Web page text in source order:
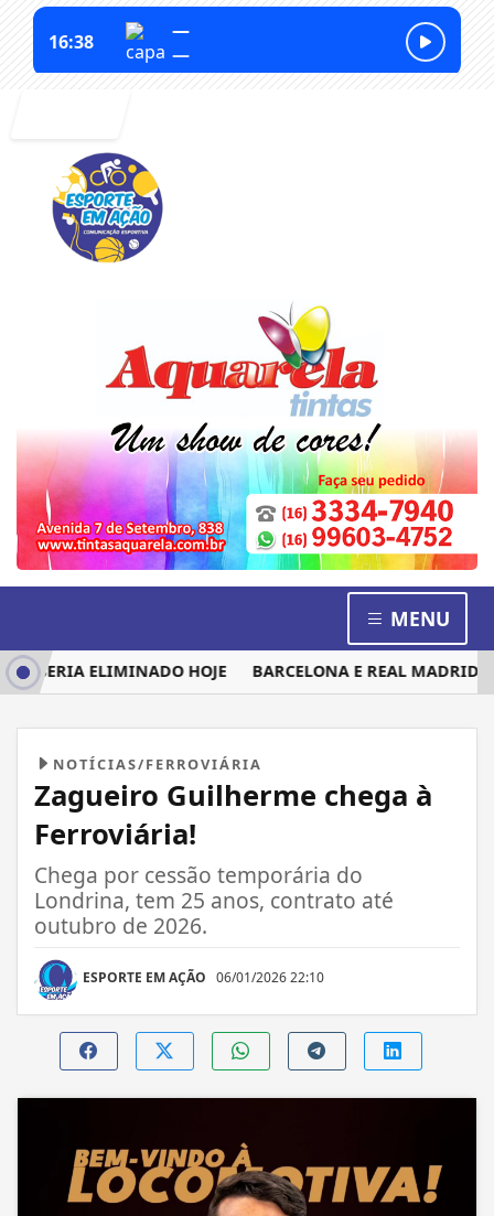
MENU
ELIMINADO HOJE BARCELONA E REAL MADRID
NOTÍCIAS/FERROVIÁRIA
Zagueiro Guilherme chega à
Ferroviária!
Chega por cessão temporária do
Londrina, tem 25 anos, contrato até
outubro de 2026.
ESPORTE EM AÇÃO 06/01/2026 22:10